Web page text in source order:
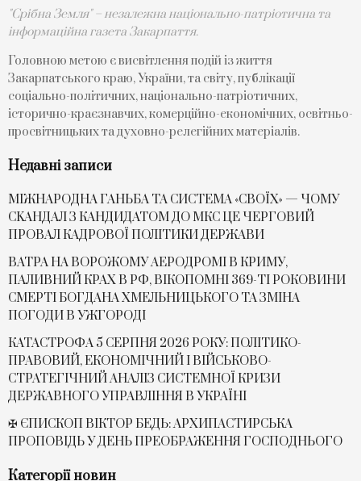
"Срібна Земля" – незалежна національно-патріотична та
інформаційна газета Закарпаття.
Головною метою є висвітлення подій із життя
Закарпатського краю, України, та світу, публікації
соціально-політичних, національно-патріотичних,
історично-краєзнавчих, комерційно-економічних, освітньо-
просвітницьких та духовно-релегійних матеріалів.
Недавні записи
МІЖНАРОДНА ГАНЬБА ТА СИСТЕМА «СВОЇХ» — ЧОМУ
СKАНДАЛ З КАНДИДАТОМ ДО МКС ЦЕ ЧЕРГОВИЙ
ПРОВАЛ КАДРОВОЇ ПОЛІТИКИ ДЕРЖАВИ
ВАТРА НА ВОРОЖОМУ АЕРОДРОМІ В КРИМУ,
ПАЛИВНИЙ КРАХ В РФ, ВІКОПОМНІ 369-ТІ РОКОВИНИ
СМЕРТІ БОГДАНА ХМЕЛЬНИЦЬКОГО ТА ЗМІНА
ПОГОДИ В УЖГОРОДІ
КАТАСТРОФА 5 СЕРПНЯ 2026 РОКУ: ПОЛІТИКО-
ПРАВОВИЙ, ЕКОНОМІЧНИЙ І ВІЙСЬКОВО-
СТРАТЕГІЧНИЙ АНАЛІЗ СИСТЕМНОЇ КРИЗИ
ДЕРЖАВНОГО УПРАВЛІННЯ В УКРАЇНІ
✠ ЄПИСКОП ВІКТОР БЕДЬ: АРХИПАСТИРСЬКА
ПРОПОВІДЬ У ДЕНЬ ПРЕОБРАЖЕННЯ ГОСПОДНЬОГО
Категорії новин